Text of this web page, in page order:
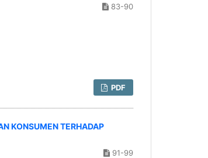
83-90
PDF
KONSUMEN TERHADAP
91-99